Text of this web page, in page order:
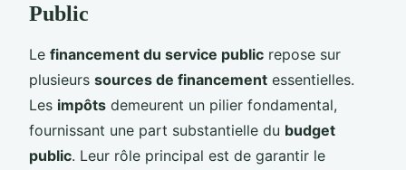
Public
Le financement du service public repose sur
plusieurs sources de financement essentielles.
Les impôts demeurent un pilier fondamental,
fournissant une part substantielle du budget
public. Leur rôle principal est de garantir le